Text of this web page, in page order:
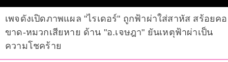
เพจดังเปิดภาพแผล "ไรเดอร์" ถูกฟ้าผ่าใส่สาหัส สร้อยคอ
ขาด-หมวกเสียหาย ด้าน "อ.เจษฎา" ยันเหตุฟ้าผ่าเป็น
ความโชคร้าย